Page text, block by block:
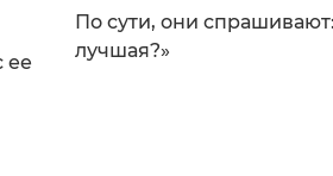
ее
По сути, они
лучшая?»